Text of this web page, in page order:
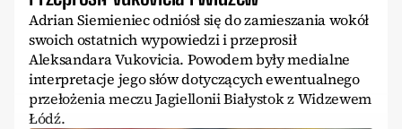
Adrian Siemieniec odniósł się do zamieszania wokół
swoich ostatnich wypowiedzi i przeprosił
Aleksandara Vukovicia. Powodem były medialne
interpretacje jego słów dotyczących ewentualnego
przełożenia meczu Jagiellonii Białystok z Widzewem
Łódź.